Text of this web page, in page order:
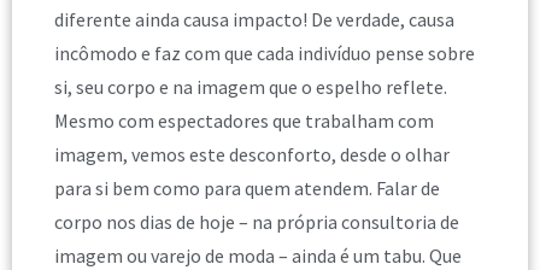
diferente ainda causa impacto! De verdade, causa
incômodo e faz com que cada indivíduo pense sobre
si, seu corpo e na imagem que o espelho reflete.
Mesmo com espectadores que trabalham com
imagem, vemos este desconforto, desde o olhar
para si bem como para quem atendem. Falar de
corpo nos dias de hoje – na própria consultoria de
imagem ou varejo de moda – ainda é um tabu. Que